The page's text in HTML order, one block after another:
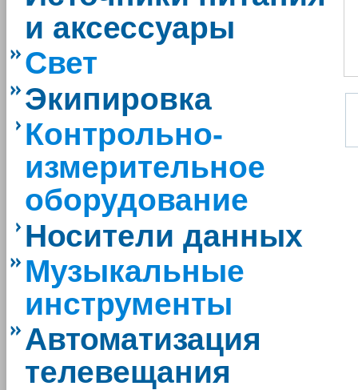
и аксессуары
Свет
Экипировка
Контрольно-
измерительное
оборудование
Носители данных
Музыкальные
инструменты
Автоматизация
телевещания